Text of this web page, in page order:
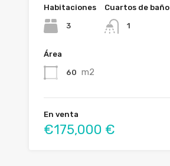
Habitaciones
3
Cuartos de baño
1
Área
60 m2
En venta
€175,000 €